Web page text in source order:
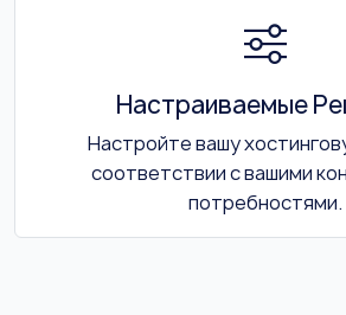
Настраиваемые
Настройте вашу
соответствии с вашими
потребностями.